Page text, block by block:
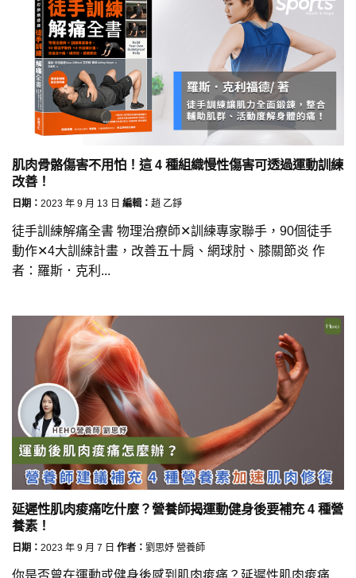
肌肉骨骼傷害不用怕！這 4 種組織慢性傷害可透過運動訓練
改善！
日期： 2023 年 9 月 13 日 編輯： 趙 乙錚
徒手訓練解痛全書 物理治療師✕訓練專家聯手，90個徒手
動作✕4大訓練計畫，改善五十肩、網球肘、膝關節炎 作
者：羅斯．克利...
延遲性肌肉痠痛吃什麼？營養師揭運動健身後要補充 4 種營
養素！
日期： 2023 年 9 月 7 日 作者： 劉思妤 營養師